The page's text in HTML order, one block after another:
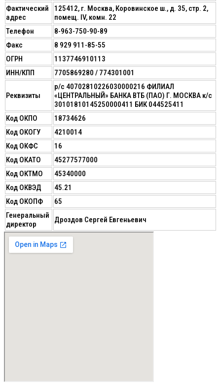
Фактический
адрес
125412, г. Москва, Коровинское ш., д. 35, стр. 2,
помещ. IV, комн. 22
Телефон
8-963-750-90-89
Факс
8 929 911-85-55
ОГРН
1137746910113
ИНН/КПП
7705869280 / 774301001
Реквизиты
р/с 40702810226030000216 ФИЛИАЛ
«ЦЕНТРАЛЬНЫЙ» БАНКА ВТБ (ПАО) Г. МОСКВА к/с
30101810145250000411 БИК 044525411
Код ОКПО
18734626
Код ОКОГУ
4210014
Код ОКФС
16
Код ОКАТО
45277577000
Код ОКТМО
45340000
Код ОКВЭД
45.21
Код ОКОПФ
65
Генеральный
директор
Дроздов Сергей Евгеньевич